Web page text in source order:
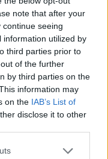
note that after your
seeing
information utilized by
third parties prior to
of the further
by third parties on the
information may
on the IAB’s List of
disclose it to other